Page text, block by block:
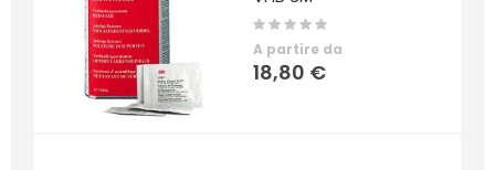
Rating:
0%
A partire da
18,80 €